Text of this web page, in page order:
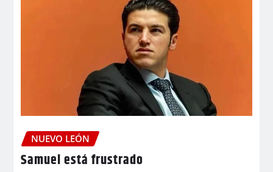
NUEVO LEÓN
Samuel está frustrado